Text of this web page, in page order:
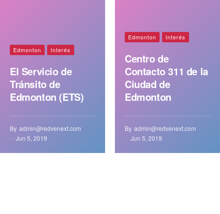
Edmonton Interés
El Servicio de
Tránsito de
Edmonton (ETS)
By admin@redvenext.com
Jun 5, 2019
Edmonton Interés
Centro de
Contacto 311 de la
Ciudad de
Edmonton
By admin@redvenext.com
Jun 5, 2019